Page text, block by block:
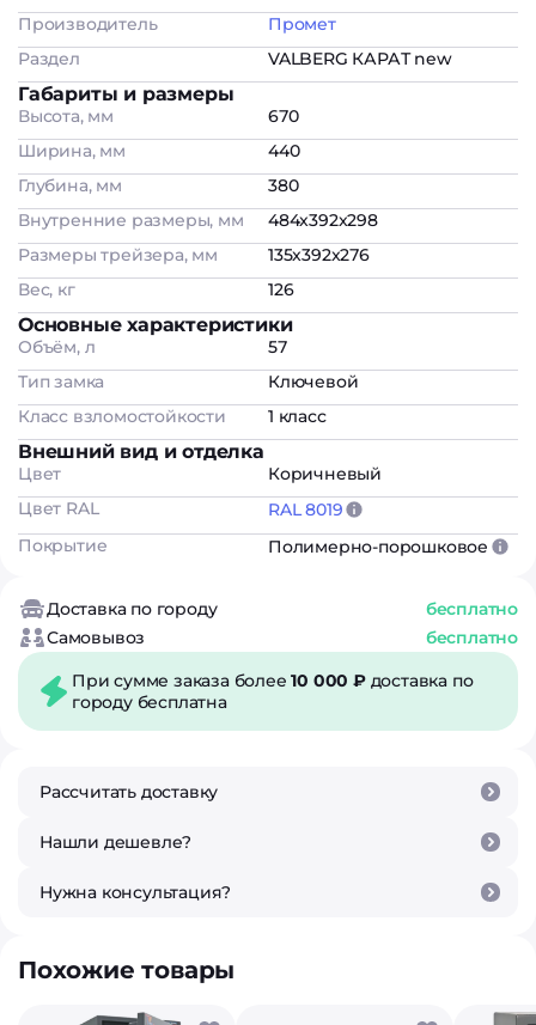
Производитель
Промет
Раздел
VALBERG КАРАТ new
Габариты и размеры
Высота, мм
670
Ширина, мм
440
Глубина, мм
380
Внутренние размеры, мм
484x392x298
Размеры трейзера, мм
135x392x276
Вес, кг
126
Основные характеристики
Объём, л
57
Тип замка
Ключевой
Класс взломостойкости
1 класс
Внешний вид и отделка
Цвет
Коричневый
Цвет RAL
RAL 8019
Покрытие
Полимерно-порошковое
Доставка по городу
бесплатно
Самовывоз
бесплатно
При сумме заказа более10 000 ₽доставка по
городу бесплатна
Рассчитать доставку
Нашли дешевле?
Нужна консультация?
Похожие товары